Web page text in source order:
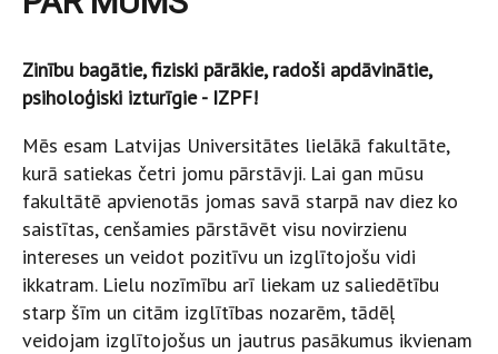
Zinību bagātie, fiziski pārākie, radoši apdāvinātie,
psiholoģiski izturīgie - IZPF!
Mēs esam Latvijas Universitātes lielākā fakultāte,
kurā satiekas četri jomu pārstāvji. Lai gan mūsu
fakultātē apvienotās jomas savā starpā nav diez ko
saistītas, cenšamies pārstāvēt visu novirzienu
intereses un veidot pozitīvu un izglītojošu vidi
ikkatram. Lielu nozīmību arī liekam uz saliedētību
starp šīm un citām izglītības nozarēm, tādēļ
veidojam izglītojošus un jautrus pasākumus ikvienam